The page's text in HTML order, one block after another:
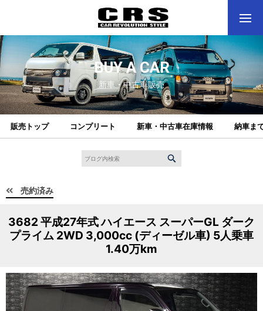
BUY A CAR
新車・中古車販売
販売トップ コンプリート 新車・中古車在庫情報 納車ま
売約済み
3682 平成27年式 ハイエース スーパーGL ダーク
プライム 2WD 3,000cc (ディーゼル車) 5人乗車
1.40万km